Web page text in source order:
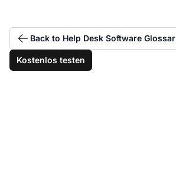
Back to Help Desk Software Glossar
Kostenlos testen